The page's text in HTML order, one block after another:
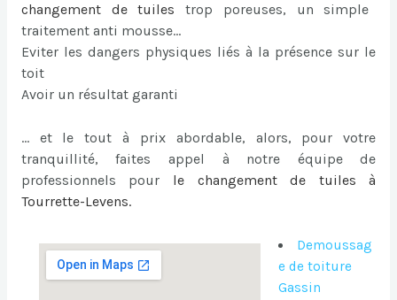
changement de tuiles trop poreuses, un simple
traitement anti mousse…
Eviter les dangers physiques liés à la présence sur le
toit
Avoir un résultat garanti
… et le tout à prix abordable, alors, pour votre
tranquillité, faites appel à notre équipe de
professionnels pour le changement de tuiles à
Tourrette-Levens.
Demoussag
e de toiture
Gassin